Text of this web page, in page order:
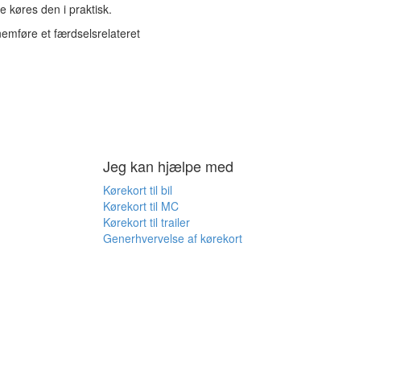
køres den i praktisk.
et færdselsrelateret
Jeg kan hjælpe med
Kørekort til bil
Kørekort til MC
Kørekort til trailer
Generhvervelse af kørekort